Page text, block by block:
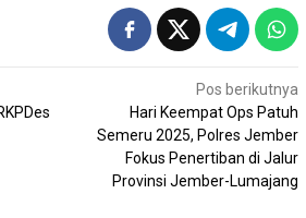
Pos berikutnya
Hari Keempat Ops Patuh
Semeru 2025, Polres Jember
Fokus Penertiban di Jalur
Provinsi Jember-Lumajang